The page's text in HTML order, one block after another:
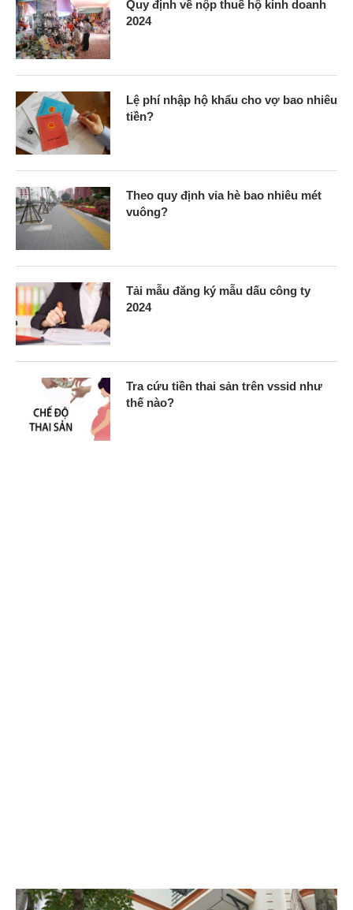
Quy định về nộp thuế hộ kinh doanh
2024
Lệ phí nhập hộ khẩu cho vợ bao nhiêu
tiền?
Theo quy định vỉa hè bao nhiêu mét
vuông?
Tải mẫu đăng ký mẫu dấu công ty
2024
Tra cứu tiền thai sản trên vssid như
thế nào?